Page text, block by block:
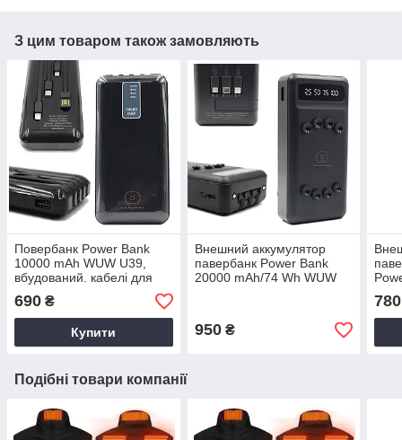
З цим товаром також замовляють
Повербанк Power Bank
10000 mAh WUW U39,
вбудований. кабелі для
індикатор
690 ₴
Купити
Внешний аккумулятор
павербанк Power Bank
20000 mAh/74 Wh WUW
950₴
780
Подібні товари компанії